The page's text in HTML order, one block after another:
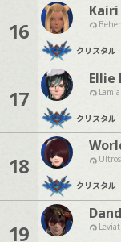
16
クリスタル
17
Ellie
クリスタル
18
クリスタル
19